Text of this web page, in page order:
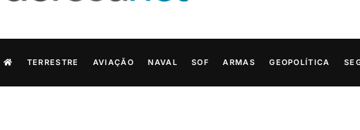
TERRESTRE AVIAÇÃO NAVAL SOF ARMAS GEOPOLÍTICA